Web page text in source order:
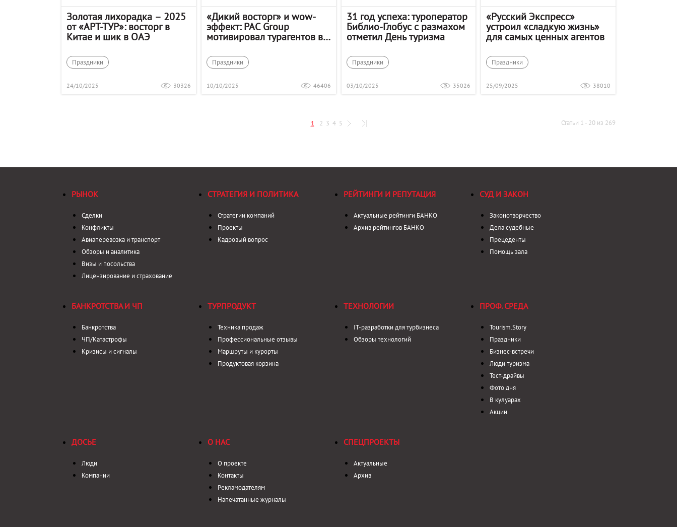
Золотая лихорадка – 2025
от «АРТ-ТУР»: восторг в
Китае и шик в ОАЭ
Праздники
24/10/2025 30326
«Дикий восторг» и wow-
эффект: PAC Group
мотивировал турагентов в
Праздники
10/10/2025 46406
31 год успеха: туроператор
Библио-Глобус с размахом
отметил День туризма
Праздники
03/10/2025 35026
«Русский Экспресс»
устроил «сладкую жизнь»
для самых ценных агентов
Праздники
25/09/2025 38010
1 2 3 4 5 Статьи 1 - 20 из 269
РЫНОК
Сделки
Конфликты
Авиаперевозка и транспорт
Обзоры и аналитика
Визы и посольства
Лицензирование и страхование
СТРАТЕГИЯ И ПОЛИТИКА
Стратегии компаний
Проекты
Кадровый вопрос
РЕЙТИНГИ И РЕПУТАЦИЯ
Актуальные рейтинги БАНКО
Архив рейтингов БАНКО
СУД И ЗАКОН
Законотворчество
Дела судебные
Прецеденты
Помощь зала
БАНКРОТСТВА И ЧП
Банкротства
ЧП/Катастрофы
Кризисы и сигналы
ТУРПРОДУКТ
Техника продаж
Профессиональные отзывы
Маршруты и курорты
Продуктовая корзина
ТЕХНОЛОГИИ
IT-разработки для турбизнеса
Обзоры технологий
ПРОФ. СРЕДА
Tourism.Story
Праздники
Бизнес-встречи
Люди туризма
Тест-драйвы
Фото дня
В кулуарах
Акции
ДОСЬЕ
Люди
Компании
О НАС
О проекте
Контакты
Рекламодателям
Напечатанные журналы
СПЕЦПРОЕКТЫ
Актуальные
Архив